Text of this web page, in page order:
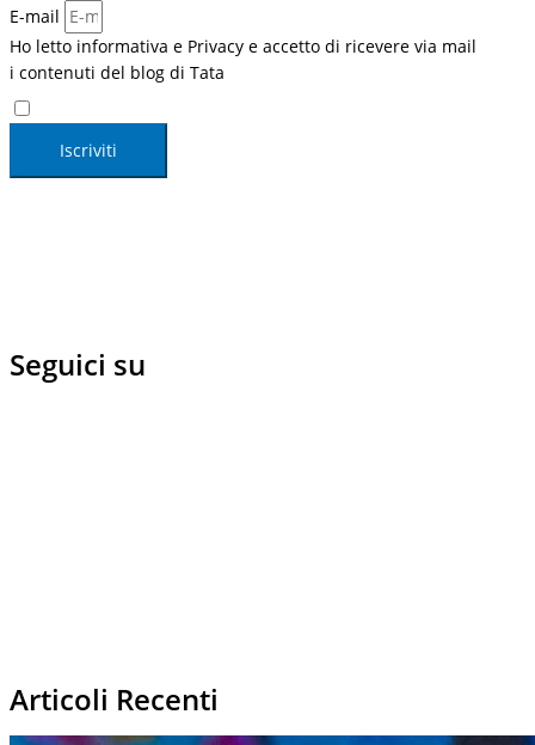
E-mail
Ho letto informativa e Privacy e accetto di ricevere via mail
i contenuti del blog di Tata
Iscriviti
Seguici su
Articoli Recenti